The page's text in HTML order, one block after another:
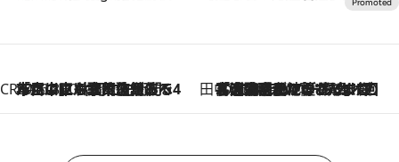
CREA'S CHOICE
2026.8.7
「立川にも歌舞伎があるんだよ」 片岡仁左衛門・市川中車ら豪華座組みで4年目の立川立飛歌舞伎へ 田中稲の勝手に再ブーム
2026.8.7
「湘南乃風に憧れて」観客大盛上がりの“タオル回し”に、ラッパー顔負けの高速歌唱まで…さだまさし（74）のアグレッシブすぎる現在地